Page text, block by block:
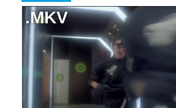
NÁHLED VIDEA
NENÍ K DISPOZICI
.MKV